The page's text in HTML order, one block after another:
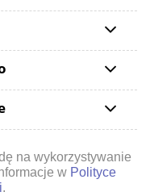
na wykorzystywanie
w Polityce
.